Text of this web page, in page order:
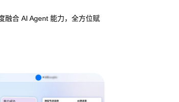
融合 AI Agent 能力，全方位赋